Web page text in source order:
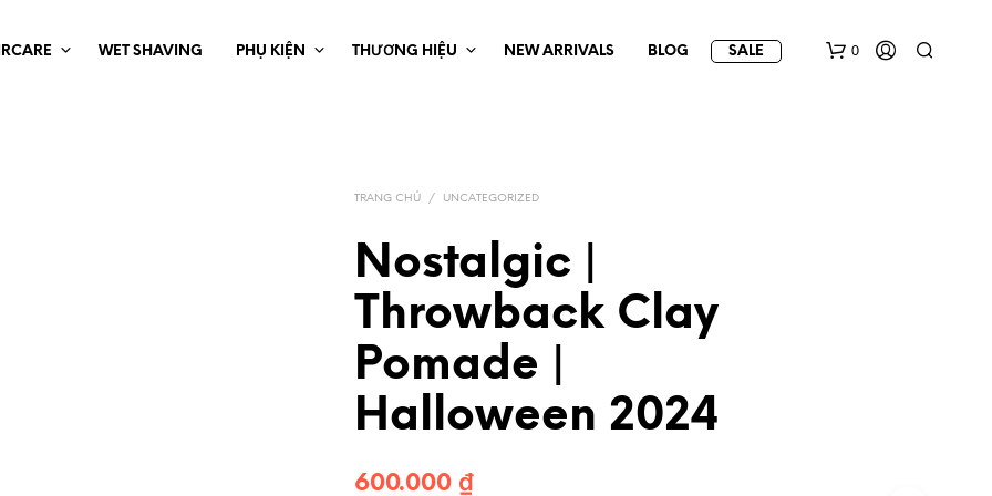
WET SHAVING PHỤ KIỆN THƯƠNG HIỆU NEW ARRIVALS BLOG SALE 0
TRANG CHỦ / UNCATEGORIZED
Nostalgic |
Throwback Clay
Pomade |
Halloween 2024
600.000 ₫